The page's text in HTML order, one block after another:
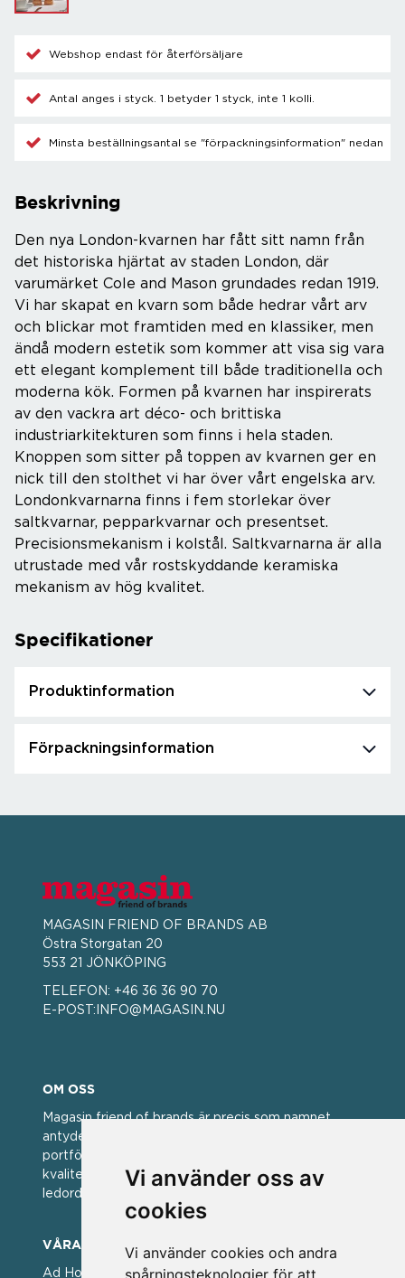
Vi använder oss av
cookies
Vi använder cookies och andra
spårningsteknologier för att
Webshop endast för återförsäljare
Antal anges i styck. 1 betyder 1 styck, inte 1 kolli.
Minsta beställningsantal se "förpackningsinformation" nedan
Beskrivning
Den nya London-kvarnen har fått sitt namn från
det historiska hjärtat av staden London, där
varumärket Cole and Mason grundades redan 1919.
Vi har skapat en kvarn som både hedrar vårt arv
och blickar mot framtiden med en klassiker, men
ändå modern estetik som kommer att visa sig vara
ett elegant komplement till både traditionella och
moderna kök. Formen på kvarnen har inspirerats
av den vackra art déco- och brittiska
industriarkitekturen som finns i hela staden.
Knoppen som sitter på toppen av kvarnen ger en
nick till den stolthet vi har över vårt engelska arv.
Londonkvarnarna finns i fem storlekar över
saltkvarnar, pepparkvarnar och presentset.
Precisionsmekanism i kolstål. Saltkvarnarna är alla
utrustade med vår rostskyddande keramiska
mekanism av hög kvalitet.
Specifikationer
Produktinformation
Förpackningsinformation
MAGASIN FRIEND OF BRANDS AB
Östra Storgatan 20
553 21 JÖNKÖPING
TELEFON: +46 36 36 90 70
E-POST: INFO@MAGASIN.NU
OM OSS
Magasin friend of brands är precis som namnet
antyder; en vän av varumärken. Vi har idag en stor
portfölj med välkända varumärken med hög
kvalitet. För oss har kvalitet alltid varit ett av
ledorden och som styrt vår verksamhet.
VÅRA VARUMÄRKEN
Ad Hoc ▪ Bialetti ▪ Cole & Mason ▪ Caps Me ▪